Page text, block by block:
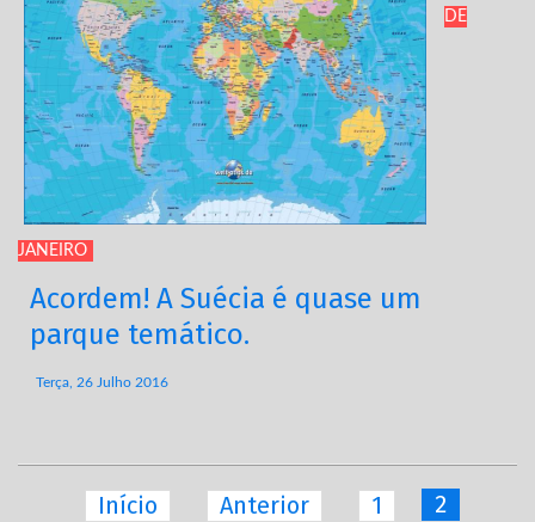
DE
JANEIRO
Acordem! A Suécia é quase um
parque temático.
Terça, 26 Julho 2016
Início Anterior 1
2